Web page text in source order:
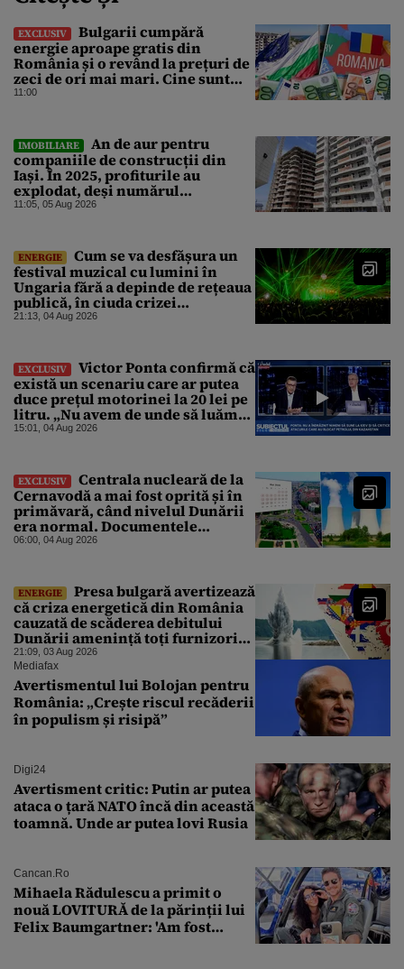
EXCLUSIV
Bulgarii cumpără
energie aproape gratis din
România și o revând la prețuri de
zeci de ori mai mari. Cine sunt
noii „băieți deștepți” din energie
11:00
IMOBILIARE
An de aur pentru
companiile de construcții din
Iași. În 2025, profiturile au
explodat, deși numărul
angajaților a scăzut
11:05, 05 Aug 2026
ENERGIE
Cum se va desfășura un
festival muzical cu lumini în
Ungaria fără a depinde de rețeaua
publică, în ciuda crizei
energetice
21:13, 04 Aug 2026
EXCLUSIV
Victor Ponta confirmă că
există un scenariu care ar putea
duce prețul motorinei la 20 lei pe
litru. „Nu avem de unde să luăm
petrol”
15:01, 04 Aug 2026
EXCLUSIV
Centrala nucleară de la
Cernavodă a mai fost oprită și în
primăvară, când nivelul Dunării
era normal. Documentele
descoperite de Gândul arată că
06:00, 04 Aug 2026
ENERGIE
Presa bulgară avertizează
că criza energetică din România
cauzată de scăderea debitului
Dunării amenință toți furnizorii
balcanici de electricitate
21:09, 03 Aug 2026
Mediafax
Avertismentul lui Bolojan pentru
România: „Crește riscul recăderii
în populism și risipă”
Digi24
Avertisment critic: Putin ar putea
ataca o țară NATO încă din această
toamnă. Unde ar putea lovi Rusia
Cancan.ro
Mihaela Rădulescu a primit o
nouă LOVITURĂ de la părinții lui
Felix Baumgartner: 'Am fost